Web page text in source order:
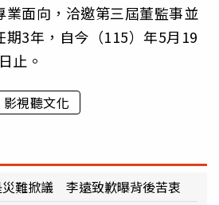
業面向，洽邀第三屆董監事並
期3年，自今（115）年5月19
止。
影視聽文化
難掀議 李遠致歉曝背後苦衷